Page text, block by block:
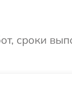
сроки